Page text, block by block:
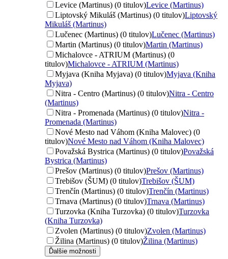
Levice (Martinus) (0 titulov)Levice (Martinus)
Liptovský Mikuláš (Martinus) (0 titulov)Liptovský
Mikuláš (Martinus)
Lučenec (Martinus) (0 titulov)Lučenec (Martinus)
Martin (Martinus) (0 titulov)Martin (Martinus)
Michalovce - ATRIUM (Martinus) (0
titulov)Michalovce - ATRIUM (Martinus)
Myjava (Kniha Myjava) (0 titulov)Myjava (Kniha
Myjava)
Nitra - Centro (Martinus) (0 titulov)Nitra - Centro
(Martinus)
Nitra - Promenada (Martinus) (0 titulov)Nitra -
Promenada (Martinus)
Nové Mesto nad Váhom (Kniha Malovec) (0
titulov)Nové Mesto nad Váhom (Kniha Malovec)
Považská Bystrica (Martinus) (0 titulov)Považská
Bystrica (Martinus)
Prešov (Martinus) (0 titulov)Prešov (Martinus)
Trebišov (ŠUM) (0 titulov)Trebišov (ŠUM)
Trenčín (Martinus) (0 titulov)Trenčín (Martinus)
Trnava (Martinus) (0 titulov)Trnava (Martinus)
Turzovka (Kniha Turzovka) (0 titulov)Turzovka
(Kniha Turzovka)
Zvolen (Martinus) (0 titulov)Zvolen (Martinus)
Žilina (Martinus) (0 titulov)Žilina (Martinus)
Ďalšie možnosti